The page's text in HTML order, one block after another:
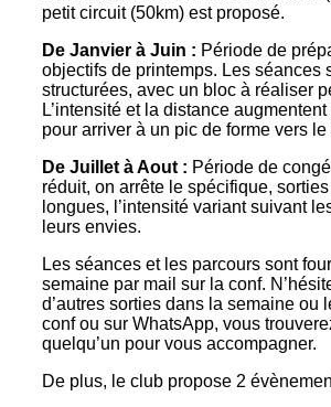
petit circuit (50km) est proposé.
De Janvier à Juin : Période de
objectifs de printemps. Les séances
structurées, avec un bloc à réaliser
L’intensité et la distance
pour arriver à un pic de forme vers
De Juillet à Aout : Période de
réduit, on arrête le spécifique,
longues, l’intensité variant suivant
leurs envies.
Les séances et les parcours sont
semaine par mail sur la conf.
d’autres sorties dans la semaine ou
conf ou sur WhatsApp, vous
quelqu’un pour vous accompagner.
De plus, le club propose 2